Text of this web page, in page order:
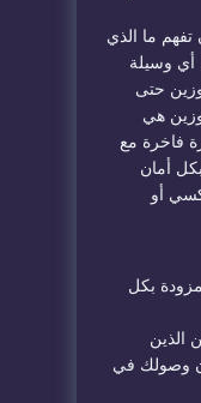
ما الذي
أي وسيلة
حتى
هي
فاخرة مع
أمان
أو
بكل
الذين
وصولك في